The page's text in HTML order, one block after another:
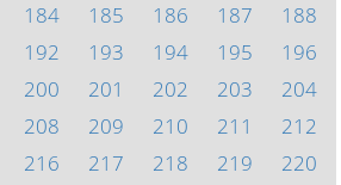
184 185 186 187
188
192 193 194 195
196
200 201 202 203
204
208 209 210 211
212
216 217 218 219
220